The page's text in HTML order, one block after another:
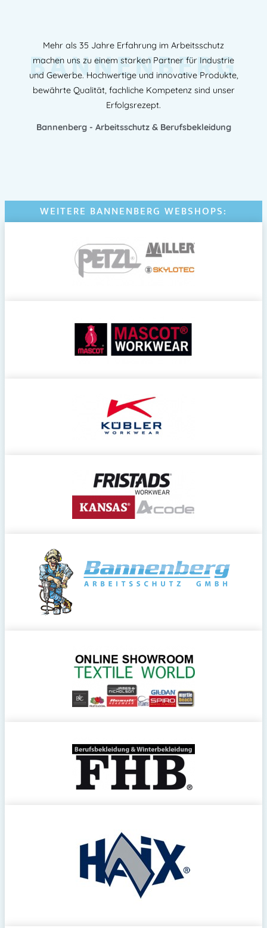
Mehr als 35 Jahre Erfahrung im Arbeitsschutz
machen uns zu einem starken Partner für Industrie
und Gewerbe. Hochwertige und innovative Produkte,
bewährte Qualität, fachliche Kompetenz sind unser
Erfolgsrezept.
Bannenberg - Arbeitsschutz & Berufsbekleidung
BANNENBERG
WEITERE BANNENBERG WEBSHOPS: